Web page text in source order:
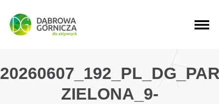
PRZEJDŹ DO MENU GŁÓWNEGO
PRZEJDŹ DO WYSZUKIWARKI
PRZEJDŹ DO TREŚCI
ZIELONA_9-